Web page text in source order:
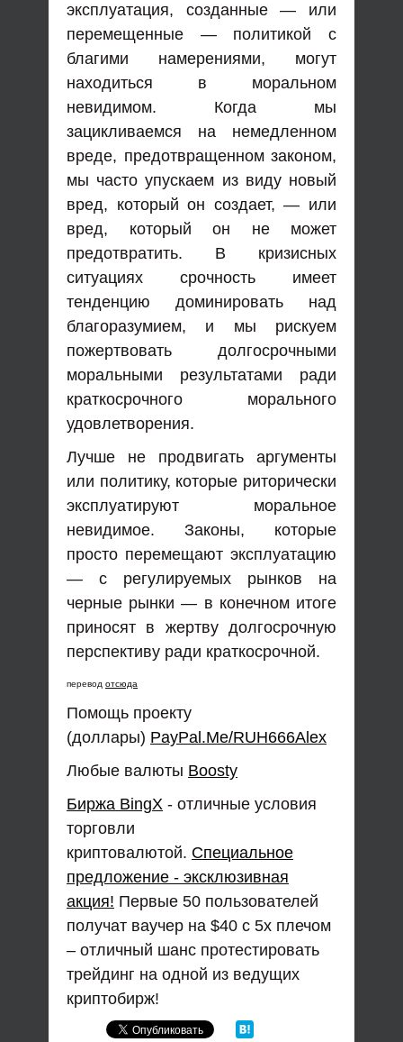
эксплуатация, созданные — или
перемещенные — политикой с
благими намерениями, могут
находиться в моральном
невидимом. Когда мы
зацикливаемся на немедленном
вреде, предотвращенном законом,
мы часто упускаем из виду новый
вред, который он создает, — или
вред, который он не может
предотвратить. В кризисных
ситуациях срочность имеет
тенденцию доминировать над
благоразумием, и мы рискуем
пожертвовать долгосрочными
моральными результатами ради
краткосрочного морального
удовлетворения.
Лучше не продвигать аргументы
или политику, которые риторически
эксплуатируют моральное
невидимое. Законы, которые
просто перемещают эксплуатацию
— с регулируемых рынков на
черные рынки — в конечном итоге
приносят в жертву долгосрочную
перспективу ради краткосрочной.
перевод отсюда
Помощь проекту
(доллары) PayPal.Me/RUH666Alex
Любые валюты Boosty
Биржа BingX - отличные условия
торговли
криптовалютой. Специальное
предложение - эксклюзивная
акция! Первые 50 пользователей
получат ваучер на $40 с 5x плечом
– отличный шанс протестировать
трейдинг на одной из ведущих
криптобирж!